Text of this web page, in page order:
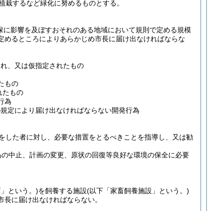
するなど緑化に努めるものとする。
に影響を及ぼすおそれのある地域において規則で定める規模
るところによりあらかじめ市長に届け出なければならな
、又は仮指定されたもの
もの
たもの
為
定により届け出なければならない開発行為
した者に対し、必要な措置をとるべきことを指導し、又は勧
中止、計画の変更、原状の回復等良好な環境の保全に必要
という。)を飼養する施設(以下「家畜飼養施設」という。)
に届け出なければならない。